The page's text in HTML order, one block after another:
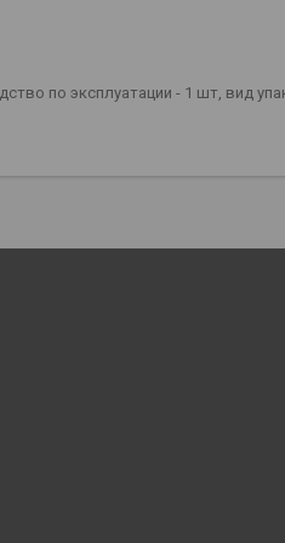
по эксплуатации - 1 шт, вид